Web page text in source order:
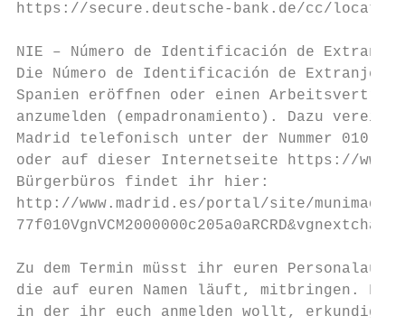
https://secure.deutsche-bank.de/cc/
NIE – Número de Identificación de
Die Número de Identificación de
Spanien eröffnen oder einen
anzumelden (empadronamiento). Dazu
Madrid telefonisch unter der Nummer 010
oder auf dieser Internetseite https://www-
Bürgerbüros findet ihr hier:
http://www.madrid.es/portal/site/munimadrid/
Zu dem Termin müsst ihr euren
die auf euren Namen läuft, mitbringen.
in der ihr euch anmelden wollt, erkundigt